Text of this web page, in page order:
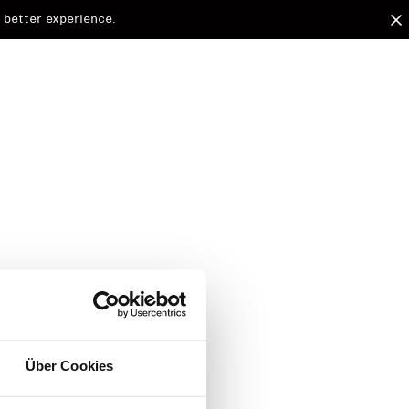
Über Cookies
experience.
to